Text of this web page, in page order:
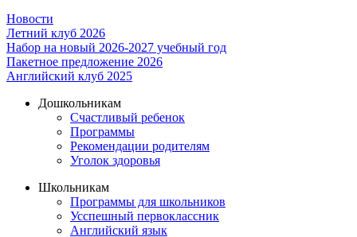
Новости
Летний клуб 2026
Набор на новый 2026-2027 учебный год
Пакетное предложение 2026
Английский клуб 2025
Дошкольникам
Счастливый ребенок
Программы
Рекомендации родителям
Уголок здоровья
Школьникам
Программы для школьников
Усспешный первоклассник
Английский язык